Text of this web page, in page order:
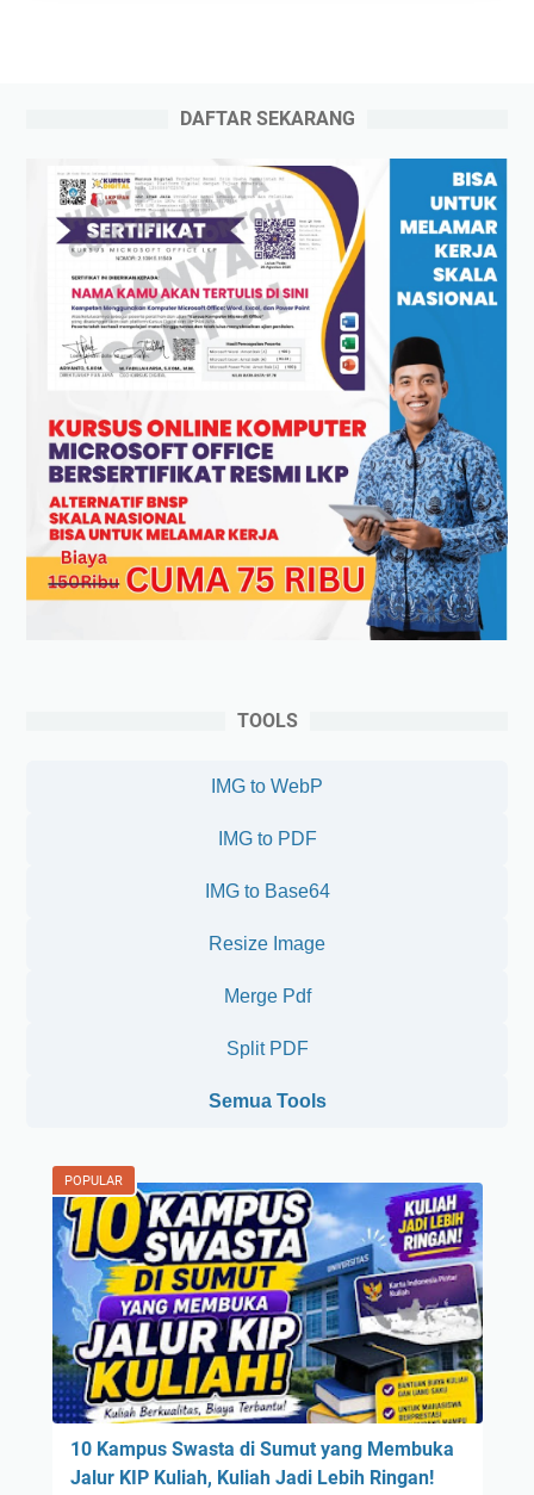
DAFTAR SEKARANG
TOOLS
IMG to WebP
IMG to PDF
IMG to Base64
Resize Image
Merge Pdf
Split PDF
Semua Tools
POPULAR
10 Kampus Swasta di Sumut yang Membuka
Jalur KIP Kuliah, Kuliah Jadi Lebih Ringan!